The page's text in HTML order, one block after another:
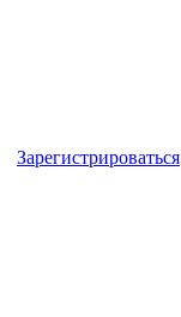
Зарегистрироваться